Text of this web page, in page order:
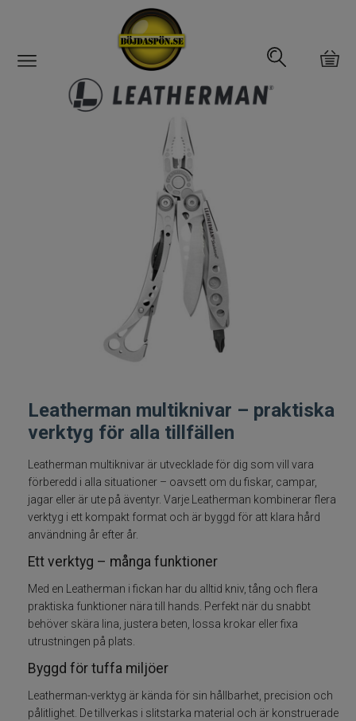
Gäddfemman
Småplock
Tillbehör
Förvaring
RAM produkter
Termosar och kylväskor
Håvar, mm
Väga och mäta
Verktyg
Leatherman multiknivar – praktiska
verktyg för alla tillfällen
Leatherman multiknivar är utvecklade för dig som vill vara
förberedd i alla situationer – oavsett om du fiskar, campar,
jagar eller är ute på äventyr. Varje Leatherman kombinerar flera
verktyg i ett kompakt format och är byggd för att klara hård
användning år efter år.
Ett verktyg – många funktioner
Med en Leatherman i fickan har du alltid kniv, tång och flera
praktiska funktioner nära till hands. Perfekt när du snabbt
behöver skära lina, justera beten, lossa krokar eller fixa
utrustningen på plats.
Byggd för tuffa miljöer
Leatherman-verktyg är kända för sin hållbarhet, precision och
pålitlighet. De tillverkas i slitstarka material och är konstruerade